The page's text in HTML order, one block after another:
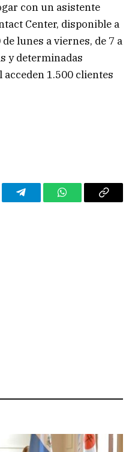
con un asistente
Center, disponible a
lunes a viernes, de 7 a
y determinadas
1.500 clientes
TelegramWhatsAppCopy